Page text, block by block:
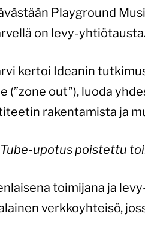
Playground
on levy-
kertoi Ideanin
(”zone out”), luoda
rakentamista ja
upotus poistettu
toimijana ja
verkkoyhteisö,